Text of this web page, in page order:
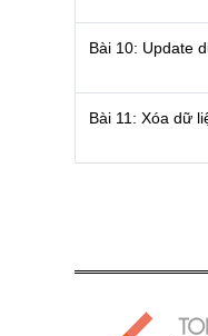
Bài 10: Update
Bài 11: Xóa dữ